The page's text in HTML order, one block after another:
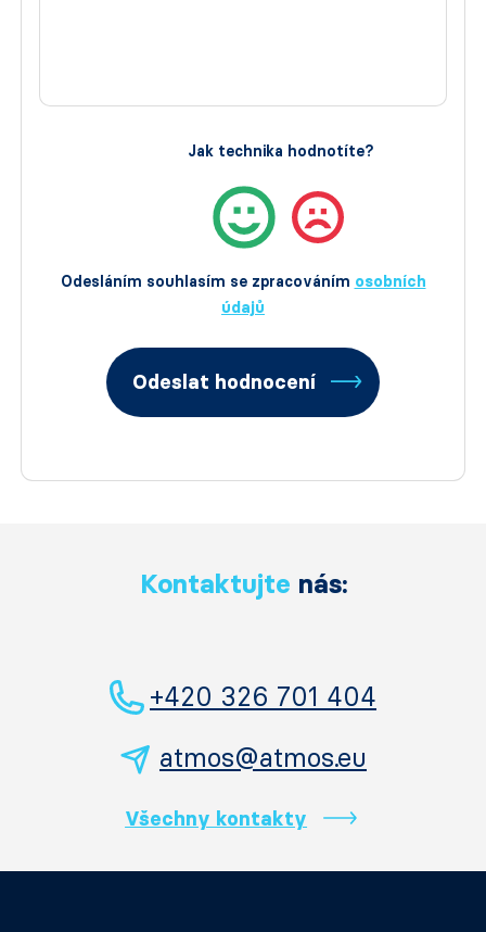
Odesláním souhlasím se zpracováním osobních
údajů
Jak technika hodnotíte?
Odeslat hodnocení
Kontaktujte nás:
+420 326 701 404
atmos@atmos.eu
Všechny kontakty